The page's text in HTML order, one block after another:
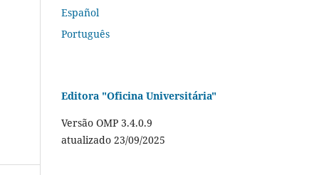
Español
Português
Editora "Oficina Universitária"
Versão OMP 3.4.0.9
atualizado 23/09/2025